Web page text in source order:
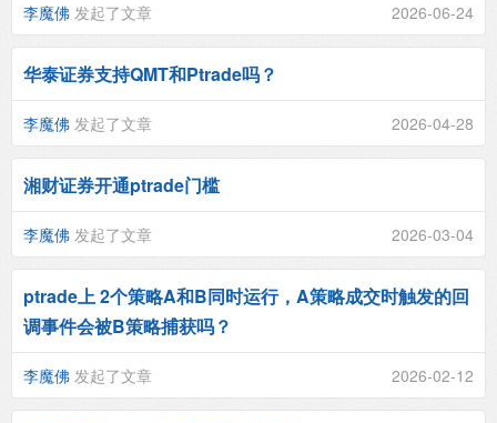
李魔佛 发起了文章 2026-06-24
华泰证券支持QMT和Ptrade吗？
李魔佛 发起了文章 2026-04-28
湘财证券开通ptrade门槛
李魔佛 发起了文章 2026-03-04
ptrade上 2个策略A和B同时运行，A策略成交时触发的回
调事件会被B策略捕获吗？
李魔佛 发起了文章 2026-02-12